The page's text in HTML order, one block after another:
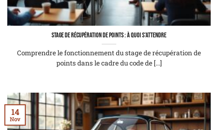
Stage de récupération de points : à quoi s’attendre
Comprendre le fonctionnement du stage de récupération de
points dans le cadre du code de [...]
14
Nov